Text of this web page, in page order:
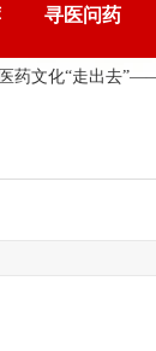
寻医问药
化“走出去”——已